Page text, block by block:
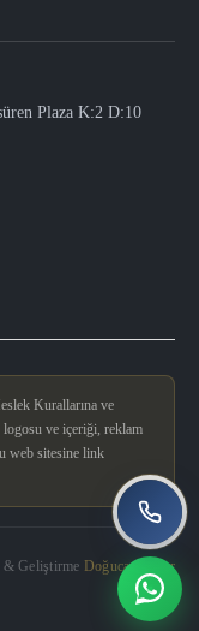
Plaza K:2 D:10
Kurallarına ve
logosu ve içeriği, reklam
web sitesine link
& Geliştirme Doğucan Güler